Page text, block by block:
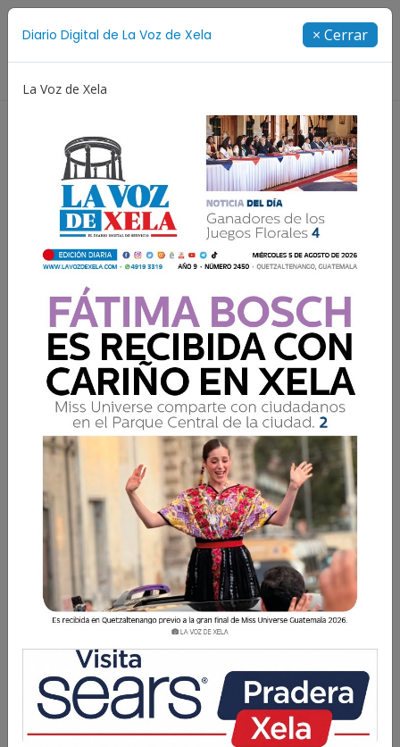
Diario Digital de La Voz de Xela × Cerrar
La Voz de Xela
Incendios
Publicaciones de Vilma del Rosario Xicará
Vilma del Rosario
Xicará
Con más de 20 años de experiencia en
finanzas, auditoría pública, impuestos y
rendición de cuentas. Docente
universitaria, Contadora Publica y
Auditora, y Dra. en Auditoría
Gubernamental y Rendición de Cuentas y
Transparencia en la función pública.